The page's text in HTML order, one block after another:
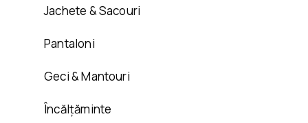
Jachete & Sacouri
Pantaloni
Geci & Mantouri
Încălțăminte